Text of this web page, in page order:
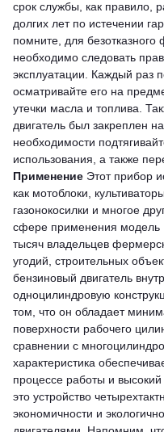
срок службы, как правило,
долгих лет по истечении
помните, для
необходимо следовать
эксплуатации. Каждый раз
осматривайте его на
утечки масла и топлива.
двигатель был закреплен
необходимости
использования, а также
Применение Этот прибор
как мотоблоки,
газонокосилки и многое
сфере применения модель
тысяч владельцев
угодий, строительных
бензиновый двигатель
одноцилиндровую
том, что он обладает
поверхности рабочего
сравнении с
характеристика
процессе работы и
это устройство
экономичности и